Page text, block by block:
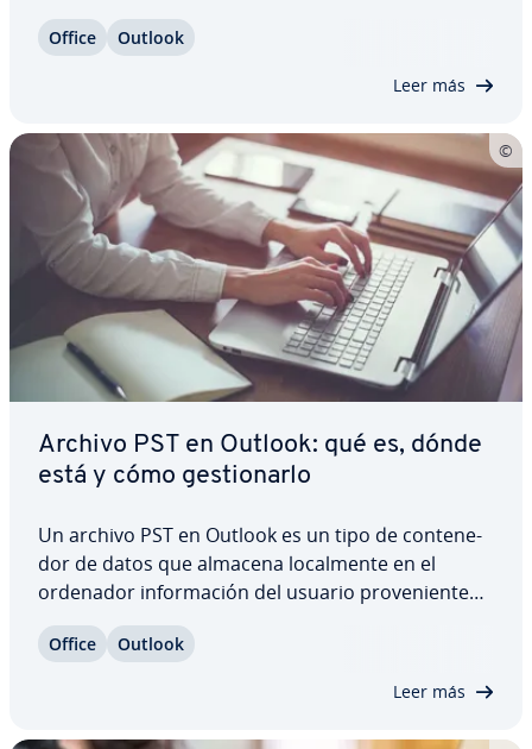
trabajar con correos, contactos y ca­le­n­da­rios
Office Outlook
Leer más
Archivo PST en Outlook: qué es, dónde
está y cómo ge­s­tio­nar­lo
Un archivo PST en Outlook es un tipo de co­n­te­ne­
dor de datos que almacena lo­ca­l­me­n­te en el
ordenador in­fo­r­ma­ción del usuario pro­ve­nie­n­te
da­rios. Muchos usuarios dudan si estos archivos
Office Outlook
Leer más